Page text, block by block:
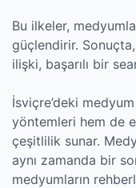
Bu ilkeler,
güçlendirir.
ilişki, başarılı bir
İsviçre’deki
yöntemleri hem de
çeşitlilik sunar.
aynı zamanda bir
medyumların